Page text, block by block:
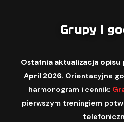
Grupy i
Ostatnia aktualizacja opisu
April 2026. Orientacyjne
harmonogram i cennik:
pierwszym treningiem